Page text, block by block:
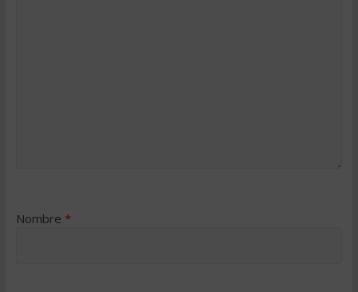
Nombre *